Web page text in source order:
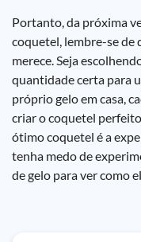
Portanto, da próxima
coquetel, lembre-se de
merece. Seja
quantidade certa para
próprio gelo em casa,
criar o coquetel
ótimo coquetel é a
tenha medo de
de gelo para ver como